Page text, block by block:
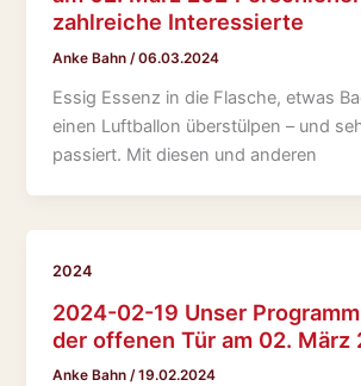
zahlreiche Interessierte
Anke Bahn/06.03.2024
Essig Essenz in die Flasche, etwas
einen Luftballon überstülpen – und
passiert. Mit diesen und anderen
2024
2024-02-19 Unser
der offenen Tür am 02. März
Anke Bahn/19.02.2024